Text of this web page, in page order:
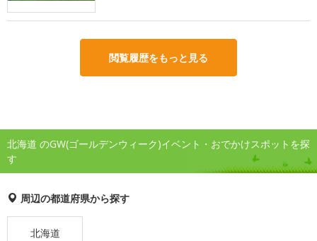
閲覧履歴をもっと見る
北海道 のGW(ゴールデンウィーク)イベント・おでかけスポットを探
す
周辺の都道府県から探す
北海道